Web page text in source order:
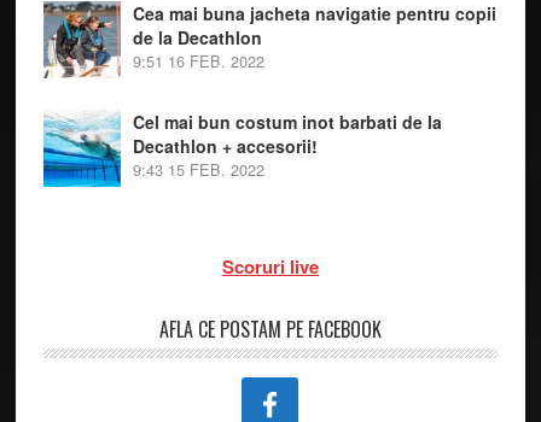
Cea mai buna jacheta navigatie pentru copii
de la Decathlon
9:51 16 FEB. 2022
Cel mai bun costum inot barbati de la
Decathlon + accesorii!
9:43 15 FEB. 2022
Scoruri live
AFLA CE POSTAM PE FACEBOOK